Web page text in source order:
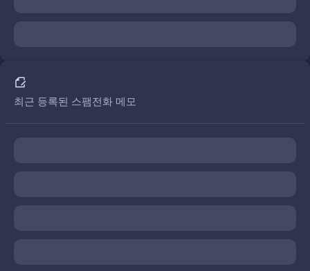
최근 등록된 스팸전화 메모